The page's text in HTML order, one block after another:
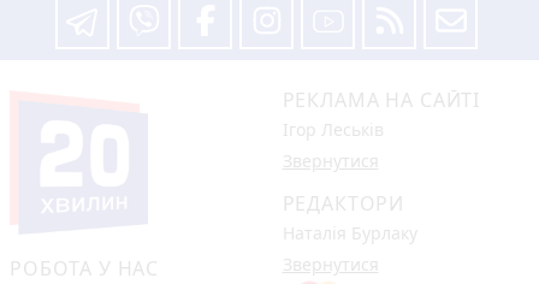
РОБОТА У НАС
РЕКЛАМА НА САЙТІ
Ігор Леськів
Звернутися
РЕДАКТОРИ
Наталія Бурлаку
Звернутися